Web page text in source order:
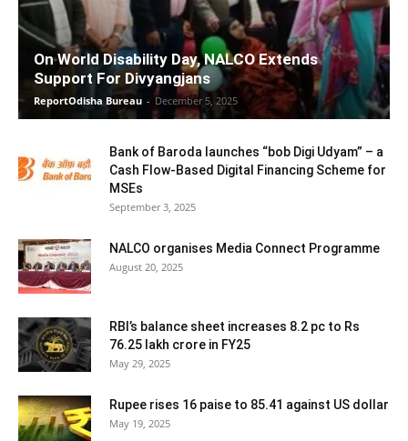
On World Disability Day, NALCO Extends
Support For Divyangjans
ReportOdisha Bureau - December 5, 2025
Bank of Baroda launches “bob Digi Udyam” – a
Cash Flow-Based Digital Financing Scheme for
MSEs
September 3, 2025
NALCO organises Media Connect Programme
August 20, 2025
RBI’s balance sheet increases 8.2 pc to Rs
76.25 lakh crore in FY25
May 29, 2025
Rupee rises 16 paise to 85.41 against US dollar
May 19, 2025